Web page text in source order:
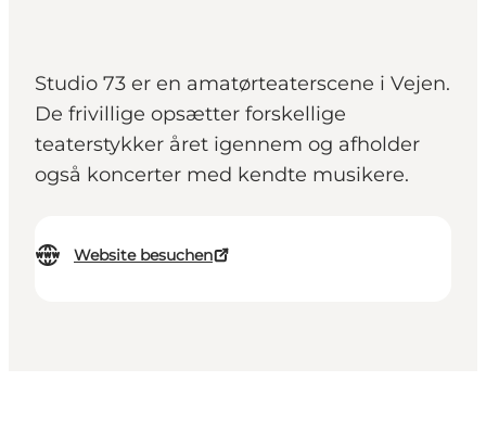
Studio 73 er en amatørteaterscene i Vejen.
De frivillige opsætter forskellige
teaterstykker året igennem og afholder
også koncerter med kendte musikere.
Website besuchen